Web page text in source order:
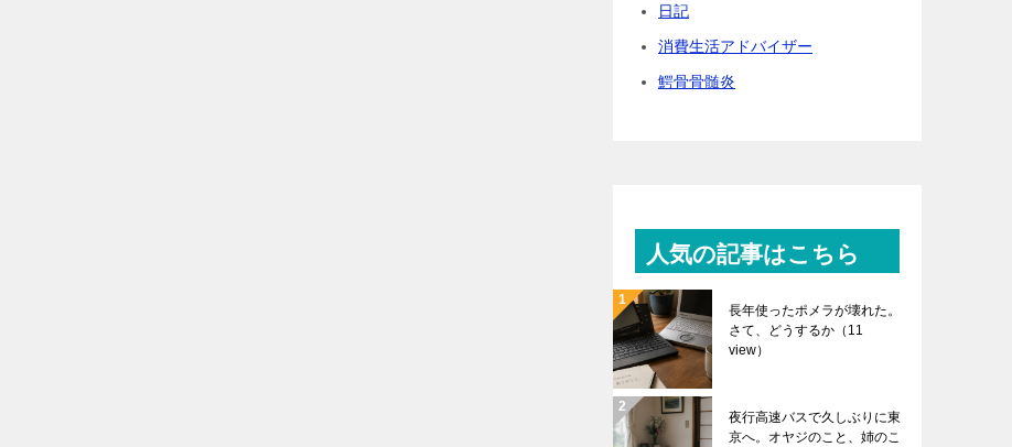
日記
消費生活アドバイザー
鰐骨骨髄炎
人気の記事はこちら
長年使ったポメラが壊れた。
さて、どうするか （11
view）
夜行高速バスで久しぶりに東
京へ。オヤジのこと、姉のこ